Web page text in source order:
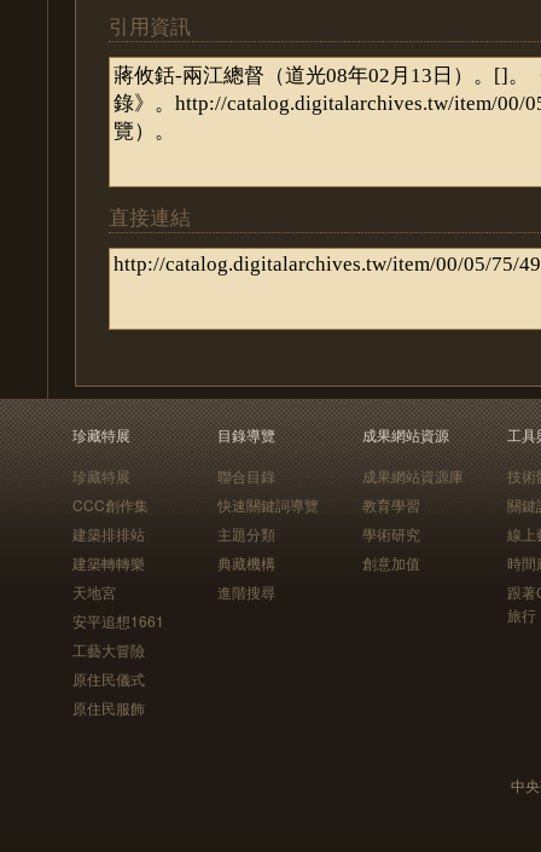
引用資訊
直接連結
珍藏特展
珍藏特展
CCC創作集
建築排排站
建築轉轉樂
天地宮
安平追想1661
工藝大冒險
原住民儀式
原住民服飾
目錄導覽
聯合目錄
快速關鍵詞導覽
主題分類
典藏機構
進階搜尋
成果網站資源
成果網站資源庫
教育學習
學術研究
創意加值
工具
技術
關鍵
線上
時間
跟
旅行
中